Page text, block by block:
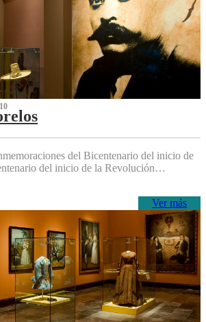
del Bicentenario del inicio de
del inicio de la Revolución…
Ver más